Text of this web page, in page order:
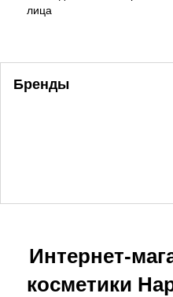
лица
Бренды
Интернет-
косметики